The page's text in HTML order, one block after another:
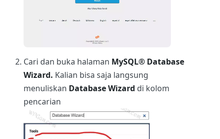
Cari dan buka halaman MySQL® Database
Wizard. Kalian bisa saja langsung
menuliskan Database Wizard di kolom
pencarian